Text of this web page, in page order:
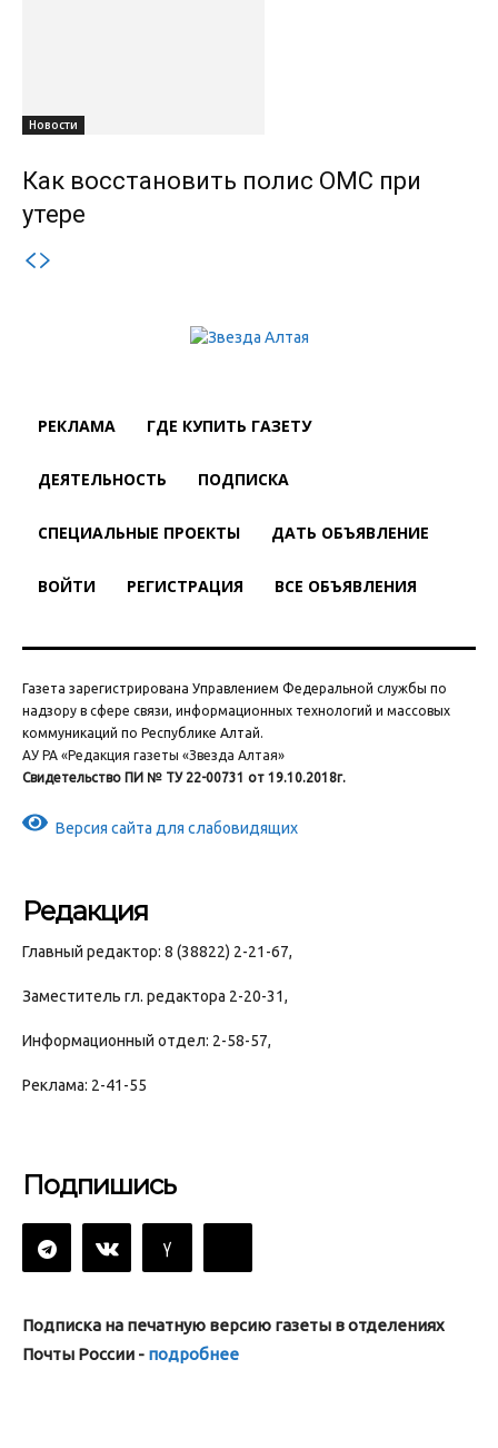
Новости
Как восстановить полис ОМС при
утере
РЕКЛАМА ГДЕ КУПИТЬ ГАЗЕТУ
ДЕЯТЕЛЬНОСТЬ ПОДПИСКА
СПЕЦИАЛЬНЫЕ ПРОЕКТЫ ДАТЬ ОБЪЯВЛЕНИЕ
ВОЙТИ РЕГИСТРАЦИЯ ВСЕ ОБЪЯВЛЕНИЯ
Газета зарегистрирована Управлением Федеральной службы по
надзору в сфере связи, информационных технологий и массовых
коммуникаций по Республике Алтай.
АУ РА «Редакция газеты «Звезда Алтая»
Свидетельство ПИ № ТУ 22-00731 от 19.10.2018г.
Версия сайта для слабовидящих
Редакция
Главный редактор: 8 (38822) 2-21-67,
Заместитель гл. редактора 2-20-31,
Информационный отдел: 2-58-57,
Реклама: 2-41-55
Подпишись
Подписка на печатную версию газеты в отделениях
Почты России - подробнее